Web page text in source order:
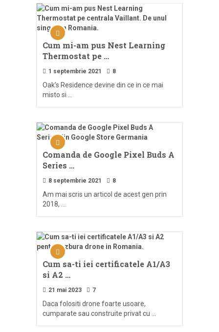
Cum mi-am pus Nest Learning
Thermostat pe …
1 septembrie 2021 8
Oak’s Residence devine din ce in ce mai
misto si …
Comanda de Google Pixel Buds A
Series …
8 septembrie 2021 8
Am mai scris un articol de acest gen prin
2018, …
Cum sa-ti iei certificatele A1/A3
si A2 …
21 mai 2023 7
Daca folositi drone foarte usoare,
cumparate sau construite privat cu …